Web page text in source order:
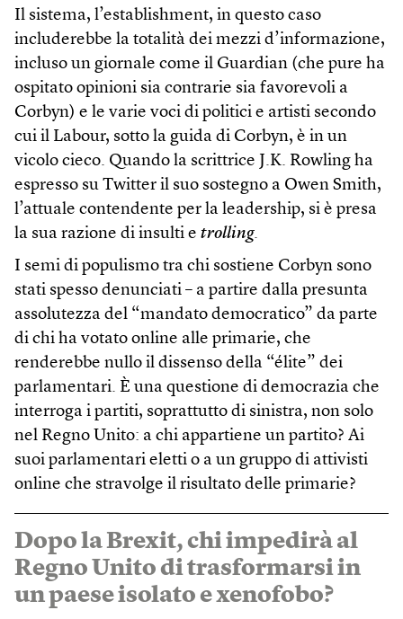
Il sistema, l’establishment, in questo caso
includerebbe la totalità dei mezzi d’informazione,
incluso un giornale come il Guardian (che pure ha
ospitato opinioni sia contrarie sia favorevoli a
Corbyn) e le varie voci di politici e artisti secondo
cui il Labour, sotto la guida di Corbyn, è in un
vicolo cieco. Quando la scrittrice J.K. Rowling ha
espresso su Twitter il suo sostegno a Owen Smith,
l’attuale contendente per la leadership, si è presa
la sua razione di insulti e trolling.
I semi di populismo tra chi sostiene Corbyn sono
stati spesso denunciati – a partire dalla presunta
assolutezza del “mandato democratico” da parte
di chi ha votato online alle primarie, che
renderebbe nullo il dissenso della “élite” dei
parlamentari. È una questione di democrazia che
interroga i partiti, soprattutto di sinistra, non solo
nel Regno Unito: a chi appartiene un partito? Ai
suoi parlamentari eletti o a un gruppo di attivisti
online che stravolge il risultato delle primarie?
Dopo la Brexit, chi impedirà al
Regno Unito di trasformarsi in
un paese isolato e xenofobo?